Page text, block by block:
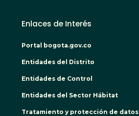
Enlaces de Interés
Portal bogota.gov.co
Entidades del Distrito
Entidades de Control
Entidades del Sector Hábitat
Tratamiento y protección de datos